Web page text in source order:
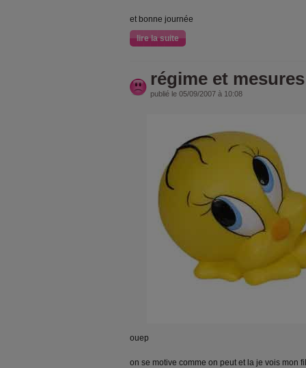
et bonne journée
lire la suite
régime et mesures
publié le 05/09/2007 à 10:08
ouep
on se motive comme on peut et la je vois mon